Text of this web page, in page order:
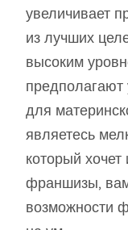
увеличивает
из лучших
высоким
для
являетесь
который хочет
франшизы,
возможности